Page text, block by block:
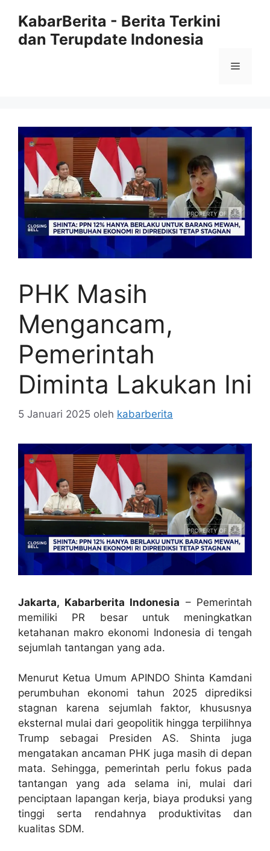
KabarBerita - Berita Terkini
dan Terupdate Indonesia
Menu
PHK Masih
Mengancam,
Pemerintah
Diminta Lakukan Ini
5 Januari 2025 oleh kabarberita
Jakarta, Kabarberita Indonesia – Pemerintah
memiliki PR besar untuk meningkatkan
ketahanan makro ekonomi Indonesia di tengah
sejumlah tantangan yang ada.
Menurut Ketua Umum APINDO Shinta Kamdani
perumbuhan ekonomi tahun 2025 diprediksi
stagnan karena sejumlah faktor, khususnya
eksternal mulai dari geopolitik hingga terpilihnya
Trump sebagai Presiden AS. Shinta juga
mengatakan ancaman PHK juga masih di depan
mata. Sehingga, pemerintah perlu fokus pada
tantangan yang ada selama ini, mulai dari
penciptaan lapangan kerja, biaya produksi yang
tinggi serta rendahnya produktivitas dan
kualitas SDM.